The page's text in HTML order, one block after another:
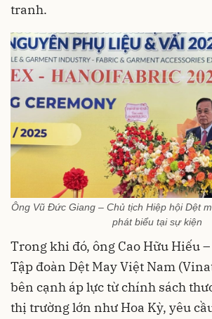
tranh.
Ông Vũ Đức Giang – Chủ tịch Hiệp hội Dệt
phát biểu tại sự kiện
Trong khi đó, ông Cao Hữu Hiếu
Tập đoàn Dệt May Việt Nam
bên cạnh áp lực từ chính sách
thị trường lớn như Hoa Kỳ, yêu